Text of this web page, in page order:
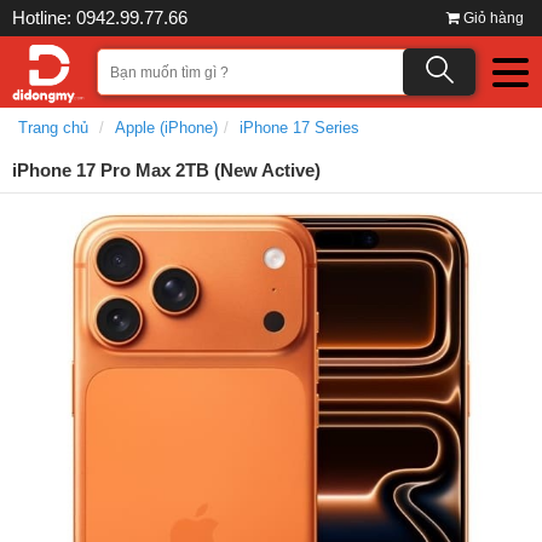
Hotline: 0942.99.77.66 Giỏ hàng
Trang chủ Apple (iPhone) iPhone 17 Series
iPhone 17 Pro Max 2TB (New Active)